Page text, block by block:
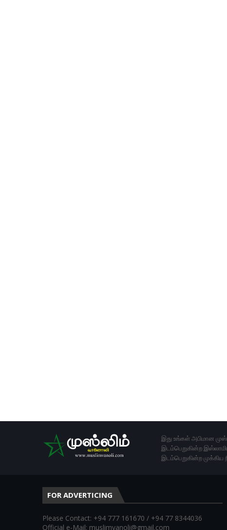
இது உங்கள் அபிமான
இடம்பெறுகின்ற
இடம்பெறுகின்ற முக்கிய
FOR ADVERTICING
Please Contact: +94 777 161670 / +94 77 8344036
Official e-Mail: muslimvanoli@gmail.com